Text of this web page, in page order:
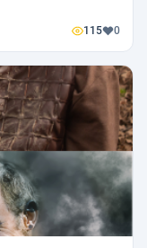
115 0